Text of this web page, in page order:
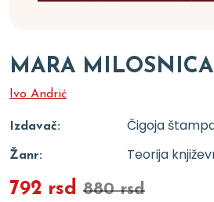
MARA MILOSNICA
Ivo Andrić
Izdavač: Čigoja
Žanr: Teorija
792 rsd 880 rsd